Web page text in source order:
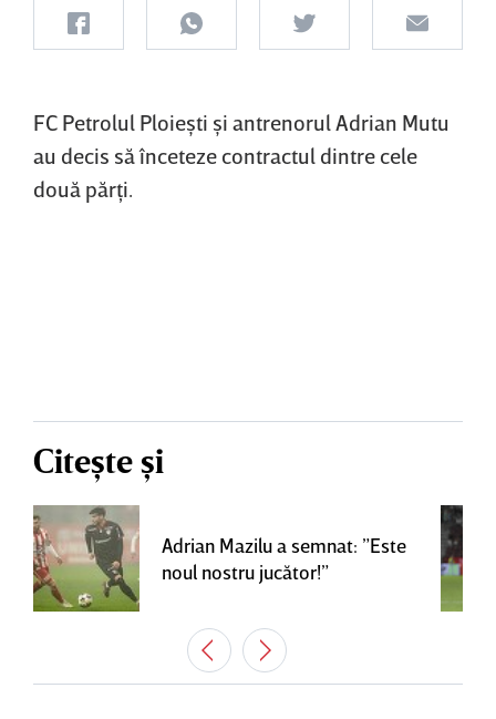
FC Petrolul Ploieşti şi antrenorul Adrian Mutu
au decis să înceteze contractul dintre cele
două părţi.
Citește și
Adrian Mazilu a semnat: ”Este
noul nostru jucător!”